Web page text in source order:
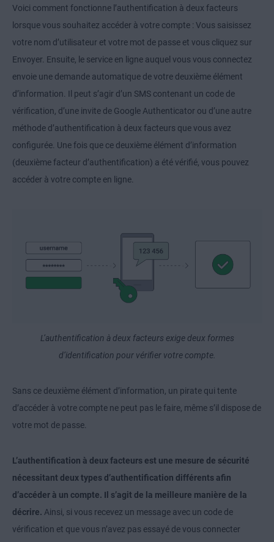
Voici comment fonctionne l’authentification à deux facteurs
lorsque vous souhaitez accéder à votre compte : Vous saisissez
votre nom d’utilisateur et votre mot de passe et vous cliquez sur
Envoyer. Ensuite, le service en ligne auquel vous vous connectez
envoie une demande automatique de votre deuxième élément
d’information. Il peut s’agir d’un SMS contenant un code de
vérification, d’une invite de Google Authenticator ou d’une autre
méthode d’authentification à deux facteurs que vous avez
configurée. Une fois que ce deuxième élément d’information
(deuxième facteur d’authentification) a été vérifié, vous pouvez
accéder à votre compte en ligne.
L’authentification à deux facteurs exige deux formes
d’identification pour vérifier votre compte.
Sans ce deuxième élément d’information, un pirate qui tente
d’accéder à votre compte ne peut pas le faire, même s’il dispose de
votre mot de passe.
L’authentification à deux facteurs est une mesure de sécurité
nécessitant deux types d’authentification différents afin
d’accéder à un compte. Il s’agit de la meilleure manière de la
décrire. Ainsi, si vous recevez un message avec un code de
vérification et que vous n’avez pas essayé de vous connecter